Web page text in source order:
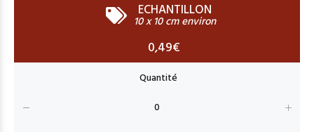
ECHANTILLON
10 x 10 cm environ
0,49€